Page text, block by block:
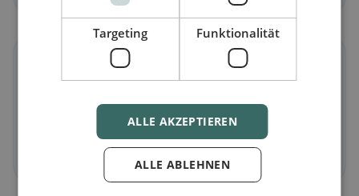
Vegetarischin Vogt
Fleischlose Gerichte & vegetarische Klassiker
Jetzt entdecken →
Targeting Funktionalität
ALLE AKZEPTIEREN
ALLE ABLEHNEN